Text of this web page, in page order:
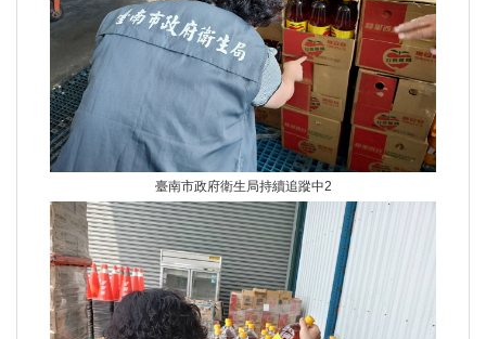
臺南市政府衛生局持續追蹤中2